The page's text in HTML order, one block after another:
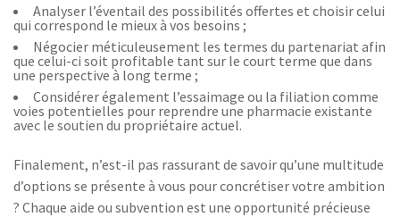
Analyser l’éventail des possibilités offertes et choisir celui
qui correspond le mieux à vos besoins ;
Négocier méticuleusement les termes du partenariat afin
que celui-ci soit profitable tant sur le court terme que dans
une perspective à long terme ;
Considérer également l’essaimage ou la filiation comme
voies potentielles pour reprendre une pharmacie existante
avec le soutien du propriétaire actuel.
Finalement, n’est-il pas rassurant de savoir qu’une multitude
d’options se présente à vous pour concrétiser votre ambition
? Chaque aide ou subvention est une opportunité précieuse